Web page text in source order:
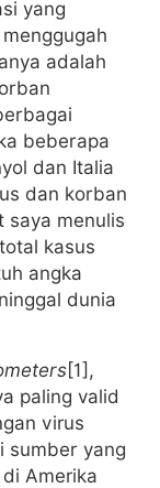
yang
adalah
beberapa
dan Italia
dan korban
saya menulis
kasus
angka
dunia
[1],
paling valid
virus
sumber yang
Amerika